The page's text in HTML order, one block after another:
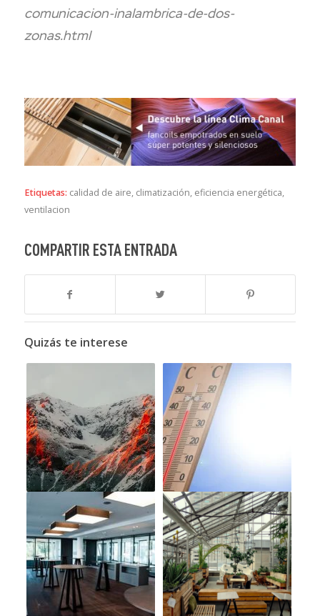
comunicacion-inalambrica-de-dos-
zonas.html
Etiquetas: calidad de aire, climatización, eficiencia energética,
ventilacion
COMPARTIR ESTA ENTRADA
Quizás te interese